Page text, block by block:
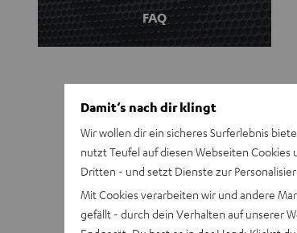
FAQ
Damit‘s nach dir klingt
Wir wollen dir ein sicheres Surferlebnis
nutzt Teufel auf diesen Webseiten
Dritten - und setzt Dienste zur
Mit Cookies verarbeiten wir und andere
gefällt - durch dein Verhalten auf unserer